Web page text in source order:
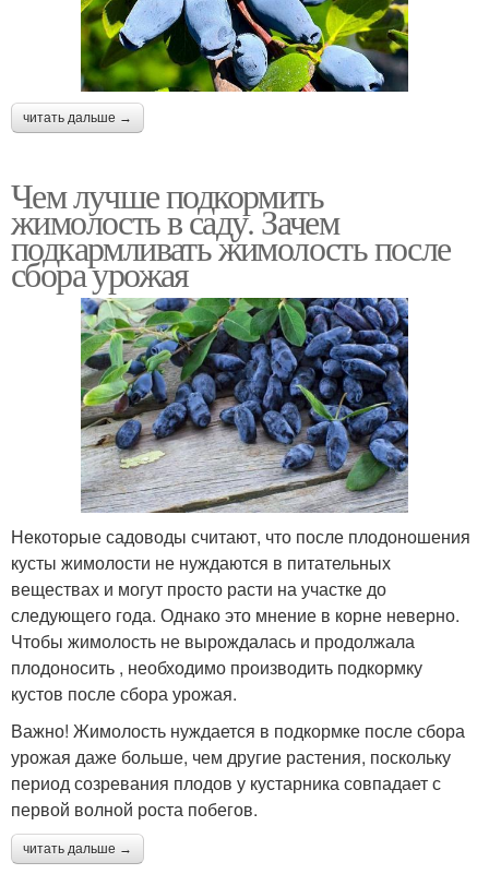
читать дальше →
Чем лучше подкормить
жимолость в саду. Зачем
подкармливать жимолость после
сбора урожая
Некоторые садоводы считают, что после плодоношения
кусты жимолости не нуждаются в питательных
веществах и могут просто расти на участке до
следующего года. Однако это мнение в корне неверно.
Чтобы жимолость не вырождалась и продолжала
плодоносить , необходимо производить подкормку
кустов после сбора урожая.
Важно! Жимолость нуждается в подкормке после сбора
урожая даже больше, чем другие растения, поскольку
период созревания плодов у кустарника совпадает с
первой волной роста побегов.
читать дальше →